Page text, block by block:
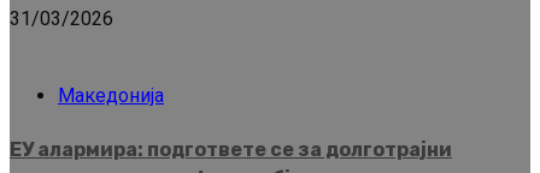
31/03/2026
Македонија
ЕУ алармира: подгответе се за долготрајни